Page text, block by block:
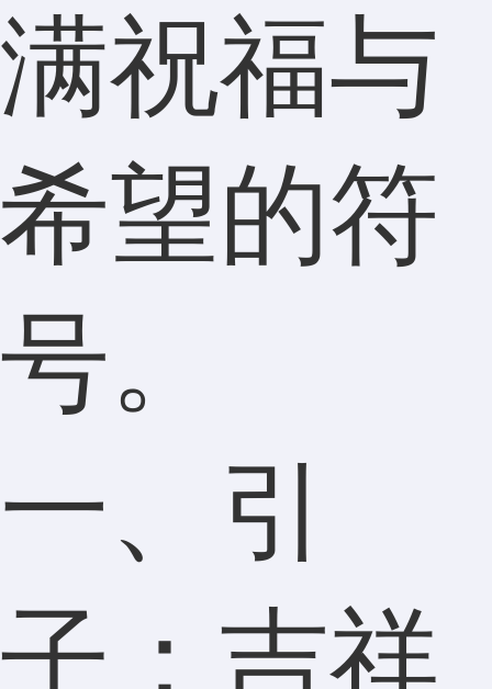
满祝福与
希望的符
号。
一、引
子：吉祥